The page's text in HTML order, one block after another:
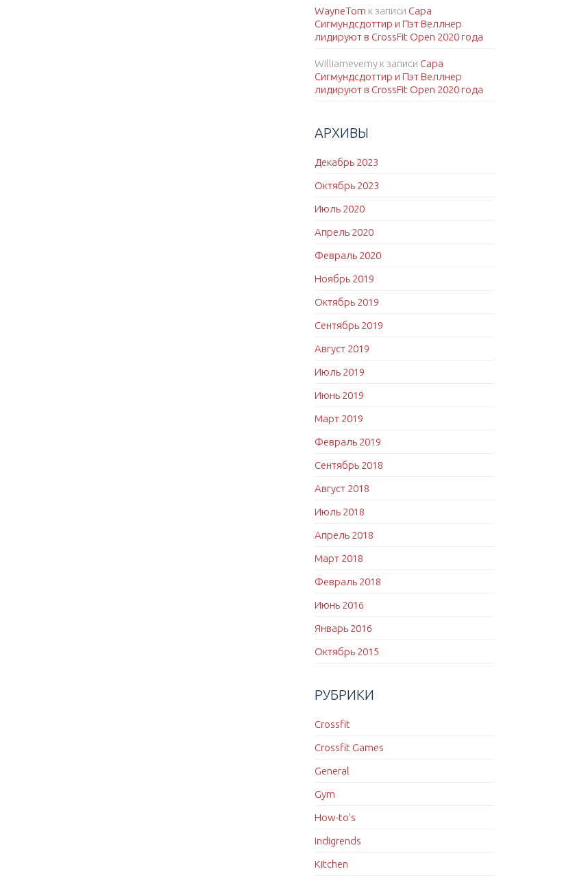
WayneTom к записи Сара
Сигмундсдоттир и Пэт Веллнер
лидируют в CrossFit Open 2020 года
Williamevemyк записи Сара
Сигмундсдоттир и Пэт Веллнер
лидируют в CrossFit Open 2020 года
АРХИВЫ
Декабрь 2023
Октябрь 2023
Июль 2020
Апрель 2020
Февраль 2020
Ноябрь 2019
Октябрь 2019
Сентябрь 2019
Август 2019
Июль 2019
Июнь 2019
Март 2019
Февраль 2019
Сентябрь 2018
Август 2018
Июль 2018
Апрель 2018
Март 2018
Февраль 2018
Июнь 2016
Январь 2016
Октябрь 2015
РУБРИКИ
Crossfit
Crossfit Games
General
Gym
How-to's
Indigrends
Kitchen